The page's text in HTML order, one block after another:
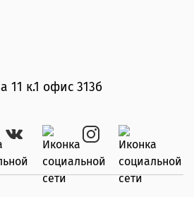
11 к.1 офис 313б